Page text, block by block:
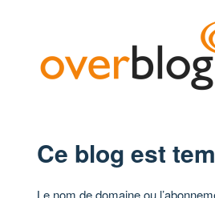
Ce blog est
Le nom de domaine ou